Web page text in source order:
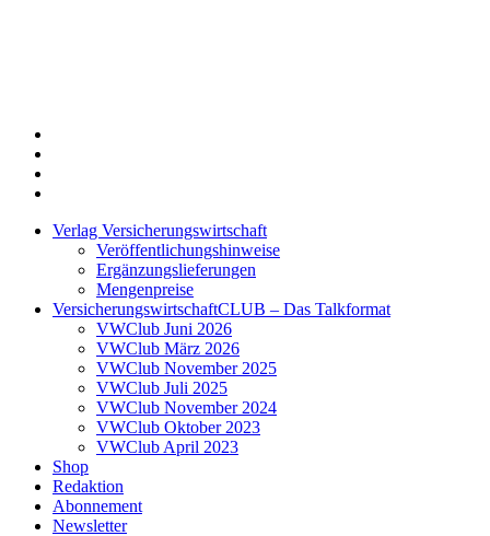
Verlag Versicherungswirtschaft
Veröffentlichungshinweise
Ergänzungslieferungen
Mengenpreise
VersicherungswirtschaftCLUB – Das Talkformat
VWClub Juni 2026
VWClub März 2026
VWClub November 2025
VWClub Juli 2025
VWClub November 2024
VWClub Oktober 2023
VWClub April 2023
Shop
Redaktion
Abonnement
Newsletter